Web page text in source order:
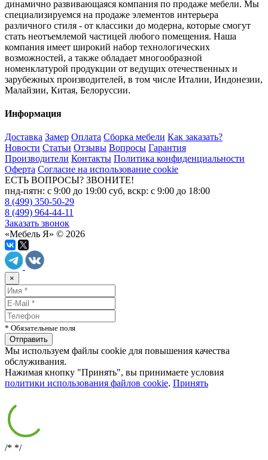
динамично развивающаяся компания по продаже мебели. Мы
специализируемся на продаже элементов интерьера
различного стиля - от классики до модерна, которые смогут
стать неотъемлемой частицей любого помещения. Наша
компания имеет широкий набор технологических
возможностей, а также обладает многообразной
номенклатурой продукции от ведущих отечественных и
зарубежных производителей, в том числе Италии, Индонезии,
Малайзии, Китая, Белоруссии.
Информация
Доставка Замер Оплата Сборка мебели Как заказать?
Новости Статьи Отзывы Вопросы Гарантия
Производители Контакты Политика конфиденциальности
Оферта Согласие на использование cookie
ЕСТЬ ВОПРОСЫ? ЗВОНИТЕ!
пнд-пятн: с 9:00 до 19:00 суб, вскр: с 9:00 до 18:00
8 (499) 350-50-29
8 (499) 964-44-11
Заказать звонок
«Мебель Я» © 2026
×
* Обязательные поля
Мы используем файлы cookie для повышения качества
обслуживания.
Нажимая кнопку "Принять", вы принимаете условия
политики использования файлов cookie. Принять
/* */